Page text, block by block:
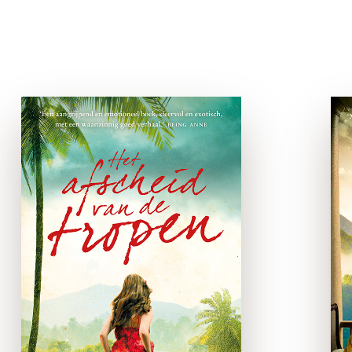
Het Afscheid van de
tropen
e-boek
Malakka, 1955. Lydia
Cartwright komt van een
bezoek aan een zieke
vriendin thuis in een
uitgestorven huis. De
bedienden zijn weg, de
telefoon geeft geen gehoor.
Ook haar man Alec …